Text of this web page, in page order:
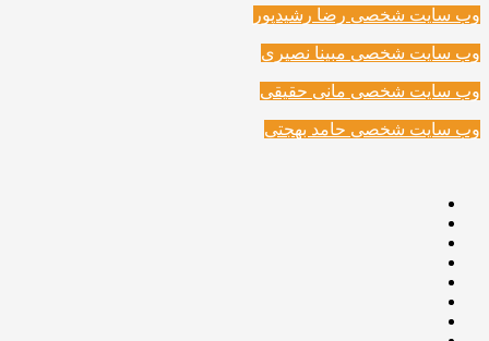
وب سایت شخصی رضا رشیدپور
وب سایت شخصی مبینا نصیری
وب سایت شخصی مانی حقیقی
وب سایت شخصی حامد بهجتی